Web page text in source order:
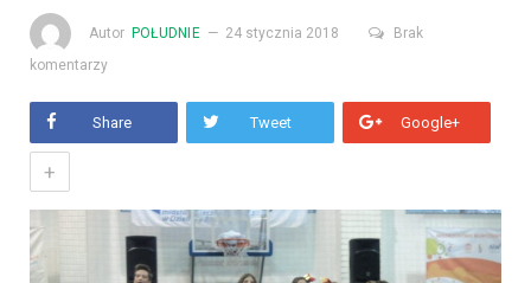
Autor POŁUDNIE 24 stycznia 2018
Brak
komentarzy
Share Tweet Google+
+